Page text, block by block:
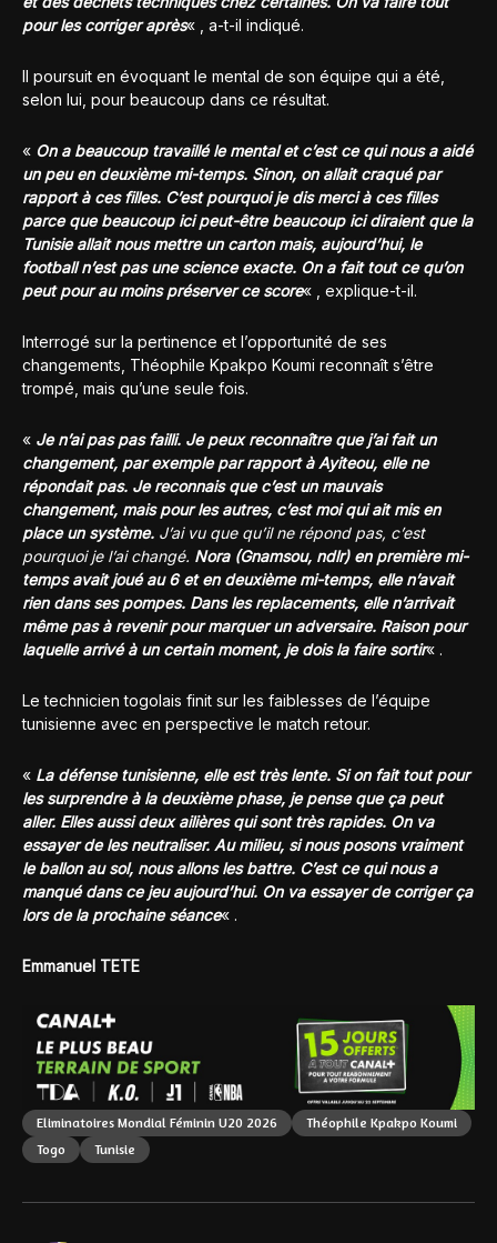
pour les corriger après« , a-t-il indiqué.
Il poursuit en évoquant le mental de son équipe qui a été,
selon lui, pour beaucoup dans ce résultat.
« On a beaucoup travaillé le mental et c’est ce qui nous a aidé
un peu en deuxième mi-temps. Sinon, on allait craqué par
rapport à ces filles. C’est pourquoi je dis merci à ces filles
parce que beaucoup ici peut-être beaucoup ici diraient que la
Tunisie allait nous mettre un carton mais, aujourd’hui, le
football n’est pas une science exacte. On a fait tout ce qu’on
peut pour au moins préserver ce score« , explique-t-il.
Interrogé sur la pertinence et l’opportunité de ses
changements, Théophile Kpakpo Koumi reconnaît s’être
trompé, mais qu’une seule fois.
« Je n’ai pas pas failli. Je peux reconnaître que j’ai fait un
changement, par exemple par rapport à Ayiteou, elle ne
répondait pas. Je reconnais que c’est un mauvais
changement, mais pour les autres, c’est moi qui ait mis en
place un système. J’ai vu que qu’il ne répond pas, c’est
pourquoi je l’ai changé. Nora (Gnamsou, ndlr) en première mi-
temps avait joué au 6 et en deuxième mi-temps, elle n’avait
rien dans ses pompes. Dans les replacements, elle n’arrivait
même pas à revenir pour marquer un adversaire. Raison pour
laquelle arrivé à un certain moment, je dois la faire sortir« .
Le technicien togolais finit sur les faiblesses de l’équipe
tunisienne avec en perspective le match retour.
« La défense tunisienne, elle est très lente. Si on fait tout pour
les surprendre à la deuxième phase, je pense que ça peut
aller. Elles aussi deux ailières qui sont très rapides. On va
essayer de les neutraliser. Au milieu, si nous posons vraiment
le ballon au sol, nous allons les battre. C’est ce qui nous a
manqué dans ce jeu aujourd’hui. On va essayer de corriger ça
lors de la prochaine séance« .
Emmanuel TETE
Eliminatoires Mondial Féminin U20 2026
Théophile Kpakpo Koumi
Togo
Tunisie